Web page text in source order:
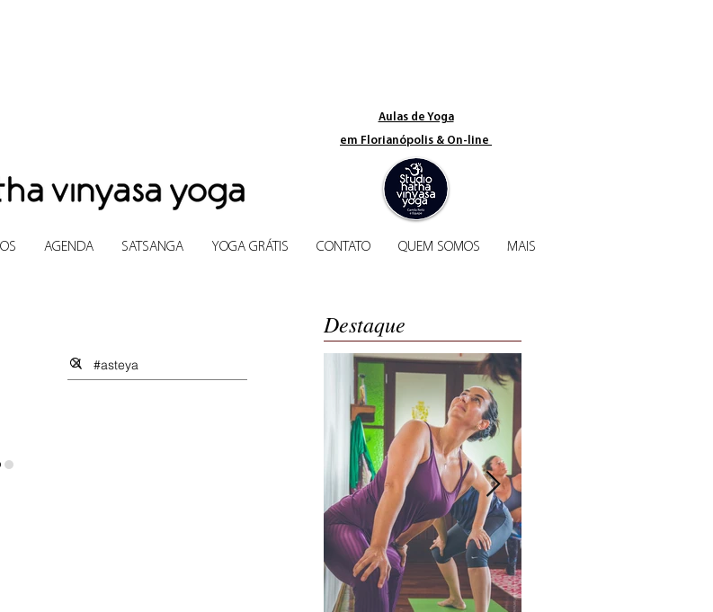
Aulas de Yoga​
em Florianópolis & On-line
AGENDA SATSANGA YOGA GRÁTIS CONTATO QUEM SOMOS MAIS
Destaque